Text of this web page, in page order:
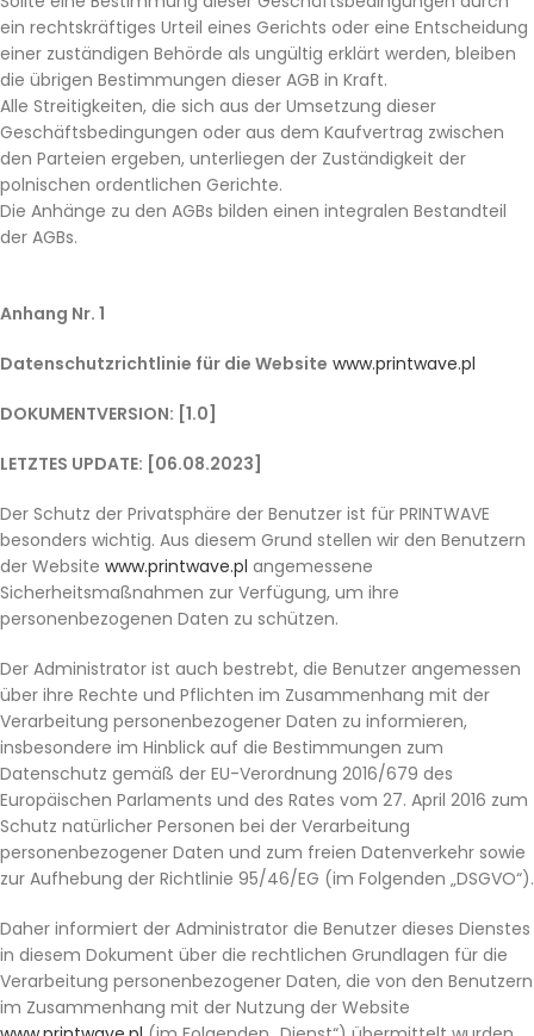
ein rechtskräftiges Urteil eines Gerichts oder eine Entscheidung
einer zuständigen Behörde als ungültig erklärt werden, bleiben
die übrigen Bestimmungen dieser AGB in Kraft.
Alle Streitigkeiten, die sich aus der Umsetzung dieser
Geschäftsbedingungen oder aus dem Kaufvertrag zwischen
den Parteien ergeben, unterliegen der Zuständigkeit der
polnischen ordentlichen Gerichte.
Die Anhänge zu den AGBs bilden einen integralen Bestandteil
der AGBs.
Anhang Nr. 1
Datenschutzrichtlinie für die Website www.printwave.pl
DOKUMENTVERSION: [1.0]
LETZTES UPDATE: [06.08.2023]
Der Schutz der Privatsphäre der Benutzer ist für PRINTWAVE
besonders wichtig. Aus diesem Grund stellen wir den Benutzern
der Website www.printwave.pl angemessene
Sicherheitsmaßnahmen zur Verfügung, um ihre
personenbezogenen Daten zu schützen.
Der Administrator ist auch bestrebt, die Benutzer angemessen
über ihre Rechte und Pflichten im Zusammenhang mit der
Verarbeitung personenbezogener Daten zu informieren,
insbesondere im Hinblick auf die Bestimmungen zum
Datenschutz gemäß der EU-Verordnung 2016/679 des
Europäischen Parlaments und des Rates vom 27. April 2016 zum
Schutz natürlicher Personen bei der Verarbeitung
personenbezogener Daten und zum freien Datenverkehr sowie
zur Aufhebung der Richtlinie 95/46/EG (im Folgenden „DSGVO“).
Daher informiert der Administrator die Benutzer dieses Dienstes
in diesem Dokument über die rechtlichen Grundlagen für die
Verarbeitung personenbezogener Daten, die von den Benutzern
im Zusammenhang mit der Nutzung der Website